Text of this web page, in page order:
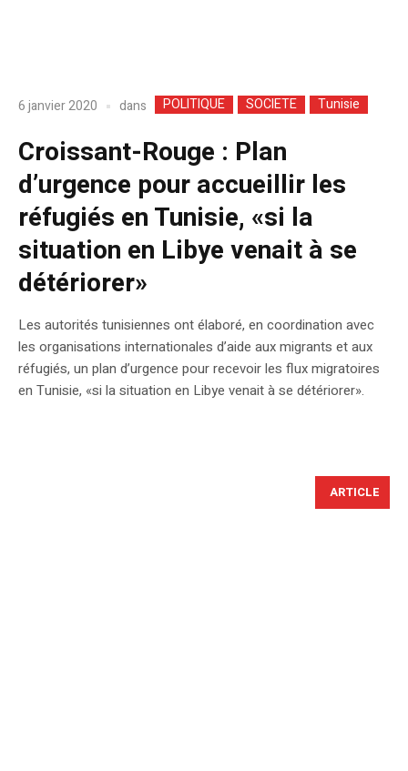
6 janvier 2020 dans POLITIQUE SOCIETE Tunisie
Croissant-Rouge : Plan
d’urgence pour accueillir les
réfugiés en Tunisie, «si la
situation en Libye venait à se
détériorer»
Les autorités tunisiennes ont élaboré, en coordination avec
les organisations internationales d’aide aux migrants et aux
réfugiés, un plan d’urgence pour recevoir les flux migratoires
en Tunisie, «si la situation en Libye venait à se détériorer».
ARTICLE